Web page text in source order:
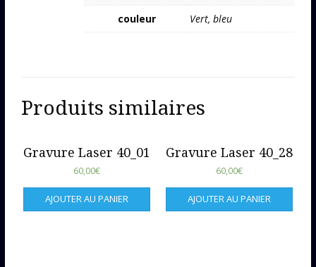
couleur
Vert, bleu
Produits similaires
Gravure Laser 40_01
60,00€
AJOUTER AU PANIER
Gravure Laser 40_28
60,00€
AJOUTER AU PANIER